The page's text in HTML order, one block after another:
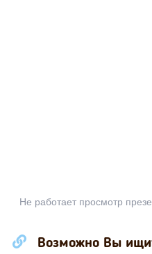
Не работает просмотр
Возможно Вы